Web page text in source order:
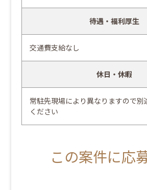
待遇・福利厚生
交通費支給なし
休日・休暇
常駐先現場により異なりますので別
ください
この案件に応